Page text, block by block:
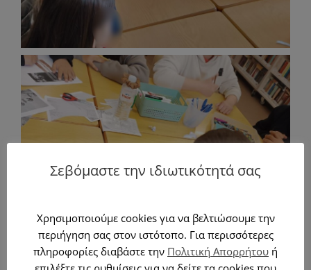
Σεβόμαστε την ιδιωτικότητά σας
Χρησιμοποιούμε cookies για να βελτιώσουμε την
περιήγηση σας στον ιστότοπο. Για περισσότερες
πληροφορίες διαβάστε την Πολιτική Απορρήτου ή